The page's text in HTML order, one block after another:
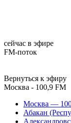
сейчас в эфире
FM-поток
Вернуться к эфиру
Москва - 100,9 FM
Москва —
Абакан